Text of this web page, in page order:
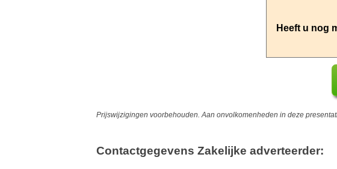
Prijswijzigingen voorbehouden. Aan onvolkomenheden in deze
Contactgegevens Zakelijke adverteerder: